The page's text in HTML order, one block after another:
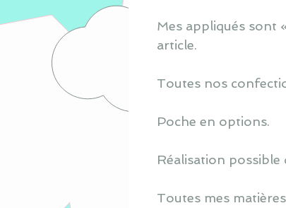
Mes appliqués sont
article.
Toutes nos
Poche en options.
Réalisation possible
Toutes mes